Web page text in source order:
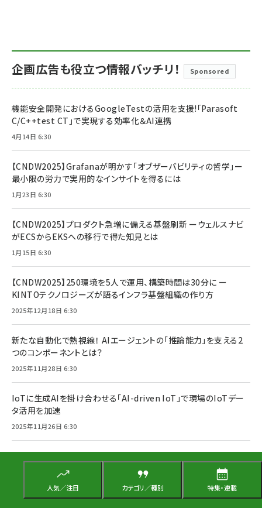
人気／注目 カテゴリ／種別 特集・連載
企画広告も役立つ情報バッチリ！ Sponsored
機能安全開発におけるGoogleTestの活用を支援!「Parasoft
C/C++test CT」で実現する効率化＆AI連携
4月14日 6:30
【CNDW2025】Grafanaが明かす「オブザーバビリティの哲学」ー
最小限の労力で実用的なインサイトを得るには
1月23日 6:30
【CNDW2025】プロダクト急増に備える基盤刷新 ーウェルスナビ
がECSからEKSへの移行で得た知見とは
1月15日 6:30
【CNDW2025】250環境を5人で運用、構築時間は30分に ー
KINTOテクノロジーズが語るインフラ基盤組織の作り方
2025年12月18日 6:30
新たな自動化で熱視線！ AIエージェントの「推論能力」を支える2
つのコンポーネントとは？
2025年11月28日 6:30
IoTに生成AIを掛け合わせる「AI-driven IoT」で現場のIoTデー
タ活用を加速
2025年11月26日 6:30
2025年11月21日 6:30